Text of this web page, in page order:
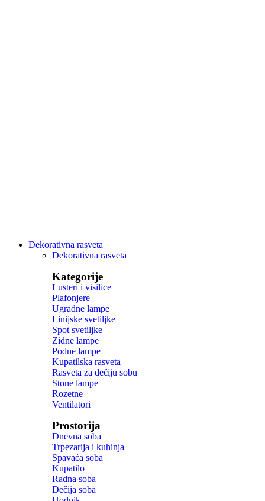
Dekorativna rasveta
Dekorativna rasveta
Kategorije
Lusteri i visilice
Plafonjere
Ugradne lampe
Linijske svetiljke
Spot svetiljke
Zidne lampe
Podne lampe
Kupatilska rasveta
Rasveta za dečiju sobu
Stone lampe
Rozetne
Ventilatori
Prostorija
Dnevna soba
Trpezarija i kuhinja
Spavaća soba
Kupatilo
Radna soba
Dečija soba